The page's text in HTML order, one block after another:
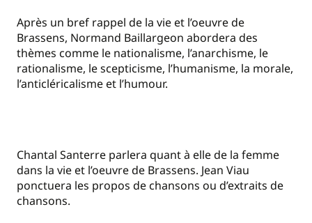
Après un bref rappel de la vie et l’oeuvre de
Brassens, Normand Baillargeon abordera des
thèmes comme le nationalisme, l’anarchisme, le
rationalisme, le scepticisme, l’humanisme, la morale,
l’anticléricalisme et l’humour.
Chantal Santerre parlera quant à elle de la femme
dans la vie et l’oeuvre de Brassens. Jean Viau
ponctuera les propos de chansons ou d’extraits de
chansons.